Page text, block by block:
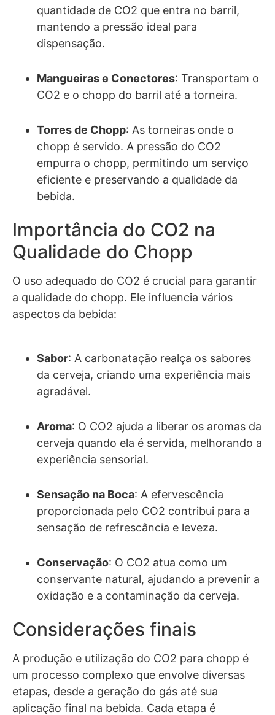
quantidade de CO2 que entra no barril,
mantendo a pressão ideal para
dispensação.
Mangueiras e Conectores: Transportam o
CO2 e o chopp do barril até a torneira.
Torres de Chopp: As torneiras onde o
chopp é servido. A pressão do CO2
empurra o chopp, permitindo um serviço
eficiente e preservando a qualidade da
bebida.
Importância do CO2 na
Qualidade do Chopp
O uso adequado do CO2 é crucial para garantir
a qualidade do chopp. Ele influencia vários
aspectos da bebida:
Sabor: A carbonatação realça os sabores
da cerveja, criando uma experiência mais
agradável.
Aroma: O CO2 ajuda a liberar os aromas da
cerveja quando ela é servida, melhorando a
experiência sensorial.
Sensação na Boca: A efervescência
proporcionada pelo CO2 contribui para a
sensação de refrescância e leveza.
Conservação: O CO2 atua como um
conservante natural, ajudando a prevenir a
oxidação e a contaminação da cerveja.
Considerações finais
A produção e utilização do CO2 para chopp é
um processo complexo que envolve diversas
etapas, desde a geração do gás até sua
aplicação final na bebida. Cada etapa é